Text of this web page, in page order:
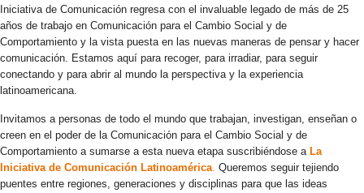
Iniciativa de Comunicación regresa con el invaluable legado de más de 25
años de trabajo en Comunicación para el Cambio Social y de
Comportamiento y la vista puesta en las nuevas maneras de pensar y hacer
comunicación. Estamos aquí para recoger, para irradiar, para seguir
conectando y para abrir al mundo la perspectiva y la experiencia
latinoamericana.
Invitamos a personas de todo el mundo que trabajan, investigan, enseñan o
creen en el poder de la Comunicación para el Cambio Social y de
Comportamiento a sumarse a esta nueva etapa suscribiéndose a La
Iniciativa de Comunicación Latinoamérica. Queremos seguir tejiendo
puentes entre regiones, generaciones y disciplinas para que las ideas